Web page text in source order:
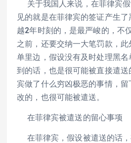
关于我国人来说，在菲律宾
见的就是在菲律宾的签证产生
越2年时刻的，是最严峻的，不
之前，还要交纳一大笔罚款，
单里边，假设没有及时处理黑名
到的话，也是很可能被直接遣
宾做了什么穷凶极恶的事情，
改的，也很可能被遣送。
在菲律宾被遣送的留心事项
在菲律宾，假设被遣送的话